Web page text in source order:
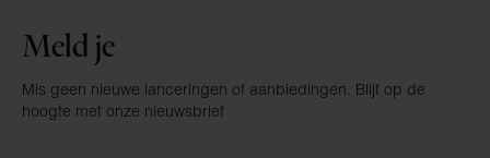
Meld je
Mis geen nieuwe lanceringen of aanbiedingen. Blijf op de
hoogte met onze nieuwsbrief